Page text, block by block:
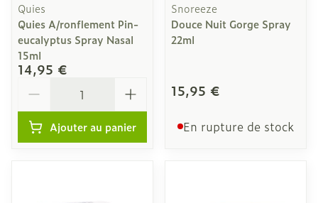
Quies
Quies A/ronflement Pin-
eucalyptus Spray Nasal
15ml
14,95 €
Ajouter au panier
Snoreeze
Douce Nuit Gorge Spray
22ml
15,95 €
En rupture de stock